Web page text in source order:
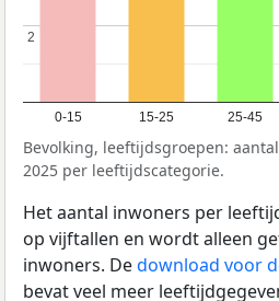
0-15 15-25 25-45
2
2
Bevolking, leeftijdsgroepen:
2025 per leeftijdscategorie.
Het aantal inwoners per
op vijftallen en wordt alleen
inwoners. Dedownload voor
bevat veel meer